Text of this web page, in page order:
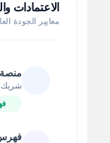
الاعتمادات
معايير الجودة
منصة Crossref العالمية
شريك